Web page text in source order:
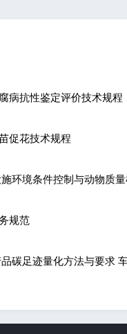
病抗性鉴定评价技术规程
促花技术规程
环境条件控制与动物质
规范
碳足迹量化方法与要求